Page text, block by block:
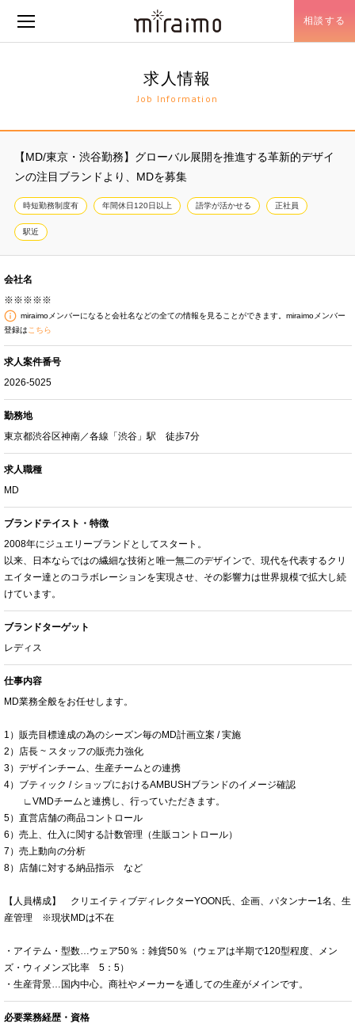
相談する
求人情報
Job Information
【MD/東京・渋谷勤務】グローバル展開を推進する革新的デザイ
ンの注目ブランドより、MDを募集
時短勤務制度有 年間休日120日以上 語学が活かせる 正社員
駅近
会社名
※※※※※
miraimoメンバーになると会社名などの全ての情報を見ることができます。miraimoメンバー
登録は こちら
求人案件番号
2026-5025
勤務地
東京都渋谷区神南／各線「渋谷」駅 徒歩7分
求人職種
MD
ブランドテイスト・特徴
2008年にジュエリーブランドとしてスタート。
以来、日本ならではの繊細な技術と唯一無二のデザインで、現代を代表するクリ
エイター達とのコラボレーションを実現させ、その影響力は世界規模で拡大し続
けています。
ブランドターゲット
レディス
仕事内容
MD業務全般をお任せします。
1）販売目標達成の為のシーズン毎のMD計画立案 / 実施
2）店長 ~ スタッフの販売力強化
3）デザインチーム、生産チームとの連携
4）ブティック / ショップにおけるAMBUSHブランドのイメージ確認
∟VMDチームと連携し、行っていただきます。
5）直営店舗の商品コントロール
6）売上、仕入に関する計数管理（生販コントロール）
7）売上動向の分析
8）店舗に対する納品指示 など
【人員構成】 クリエイティブディレクターYOON氏、企画、パタンナー1名、生
産管理 ※現状MDは不在
・アイテム・型数…ウェア50％：雑貨50％（ウェアは半期で120型程度、メン
ズ・ウィメンズ比率 5：5）
・生産背景…国内中心。商社やメーカーを通しての生産がメインです。
必要業務経歴・資格